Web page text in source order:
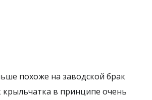
похоже на заводской брак
крыльчатка в принципе очень